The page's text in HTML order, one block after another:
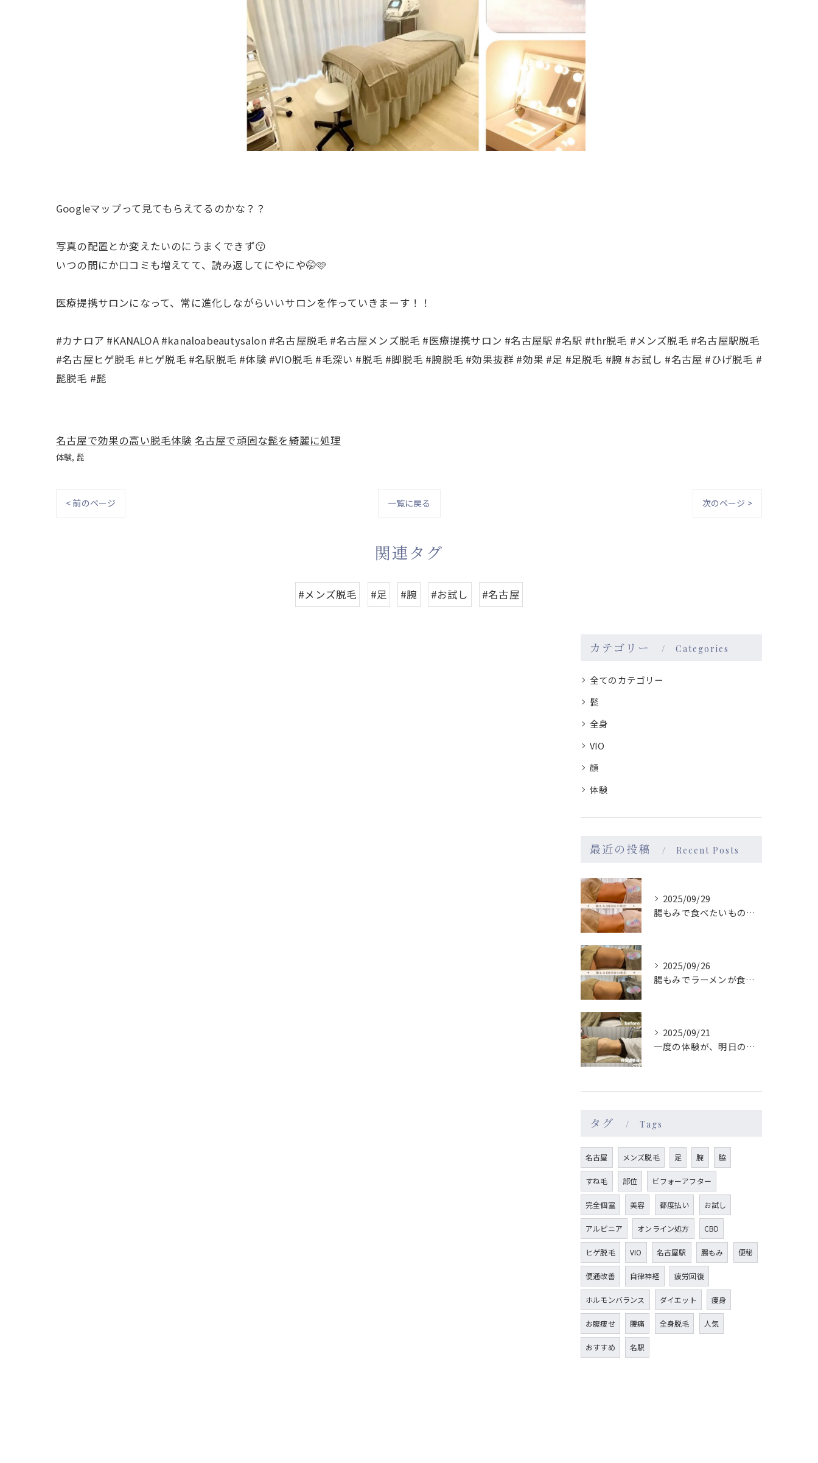
Googleマップって見てもらえてるのかな？？
写真の配置とか変えたいのにうまくできず😗
いつの間にか口コミも増えてて、読み返してにやにや🤭🩷
医療提携サロンになって、常に進化しながらいいサロンを作っていきまーす！！
#カナロア #KANALOA #kanaloabeautysalon #名古屋脱毛 #名古屋メンズ脱毛 #医療提携サロン #名古屋駅 #名駅 #thr脱毛 #メンズ脱毛 #名古屋駅脱毛
#名古屋ヒゲ脱毛 #ヒゲ脱毛 #名駅脱毛 #体験 #VIO脱毛 #毛深い #脱毛 #脚脱毛 #腕脱毛 #効果抜群 #効果 #足 #足脱毛 #腕 #お試し #名古屋 #ひげ脱毛 #
髭脱毛 #髭
名古屋で効果の高い脱毛体験 名古屋で頑固な髭を綺麗に処理
体験 髭
< 前のページ 一覧に戻る 次のページ >
関連タグ
#メンズ脱毛 #足 #腕 #お試し #名古屋
カテゴリー Categories
全てのカテゴリー
髭
全身
VIO
顔
体験
最近の投稿 Recent Posts
2025/09/29
腸もみで食べたいものが変わる！→食が変わると性格も変わる？！
2025/09/26
腸もみでラーメンが食べたくなくなる😳？！
2025/09/21
一度の体験が、明日のあなたを格別にする🫧
タグ Tags
名古屋 メンズ脱毛 足 腕 脇
すね毛 部位 ビフォーアフター
完全個室 美容 都度払い お試し
アルピニア オンライン処方 CBD
ヒゲ脱毛 VIO 名古屋駅 腸もみ 便秘
便通改善 自律神経 疲労回復
ホルモンバランス ダイエット 痩身
お腹痩せ 腰痛 全身脱毛 人気
おすすめ 名駅